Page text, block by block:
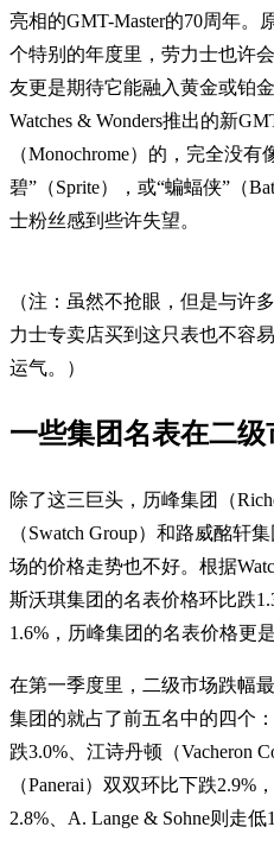
亮相的GMT-Master的70周年。
个特别的年度里，劳力士也许
友更是期待它能融入黄金或铂
Watches & Wonders推出的新
（Monochrome）的，完全没有
碧”（Sprite），或“蝙蝠侠”（
士粉丝感到些许失望。
（注：虽然不抢眼，但是与许
力士专卖店买到这只表也不容
运气。）
一些集团名表在二
除了这三巨头，历峰集团（
（Swatch Group）和路威酩轩
场的价格走势也不好。根据
斯沃琪集团的名表价格环比跌
1.6%，历峰集团的名表价格更是
在第一季度里，二级市场跌幅
集团的就占了前五名中的四个
跌3.0%、江诗丹顿（Vacheron
（Panerai）双双环比下跌2.9%
2.8%、A. Lange & Sohne则走低